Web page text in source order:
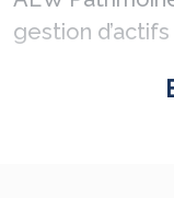
gestion
destinés au